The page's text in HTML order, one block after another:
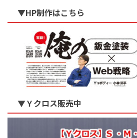
▼HP制作はこちら
▼Ｙクロス販売中